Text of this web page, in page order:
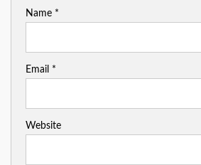
Name *
Email *
Website